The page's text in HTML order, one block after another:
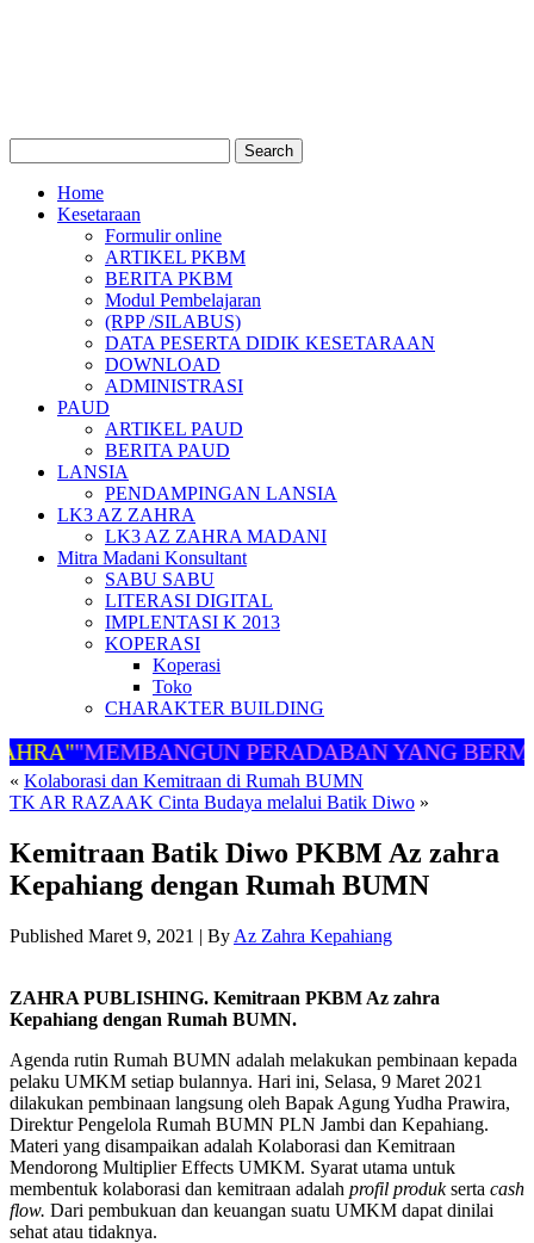
Home
Kesetaraan
Formulir online
ARTIKEL PKBM
BERITA PKBM
Modul Pembelajaran
(RPP /SILABUS)
DATA PESERTA DIDIK KESETARAAN
DOWNLOAD
ADMINISTRASI
PAUD
ARTIKEL PAUD
BERITA PAUD
LANSIA
PENDAMPINGAN LANSIA
LK3 AZ ZAHRA
LK3 AZ ZAHRA MADANI
Mitra Madani Konsultant
SABU SABU
LITERASI DIGITAL
IMPLENTASI K 2013
KOPERASI
Koperasi
Toko
CHARAKTER BUILDING
"MEMBANGUN PERADABAN YANG
« Kolaborasi dan Kemitraan di Rumah BUMN
TK AR RAZAAK Cinta Budaya melalui Batik Diwo »
Kemitraan Batik Diwo PKBM Az zahra
Kepahiang dengan Rumah BUMN
Published Maret 9, 2021 | By Az Zahra Kepahiang
ZAHRA PUBLISHING. Kemitraan PKBM Az zahra
Kepahiang dengan Rumah BUMN.
Agenda rutin Rumah BUMN adalah melakukan pembinaan kepada
pelaku UMKM setiap bulannya. Hari ini, Selasa, 9 Maret 2021
dilakukan pembinaan langsung oleh Bapak Agung Yudha Prawira,
Direktur Pengelola Rumah BUMN PLN Jambi dan Kepahiang.
Materi yang disampaikan adalah Kolaborasi dan Kemitraan
Mendorong Multiplier Effects UMKM. Syarat utama untuk
membentuk kolaborasi dan kemitraan adalah profil produkserta cash
flow. Dari pembukuan dan keuangan suatu UMKM dapat dinilai
sehat atau tidaknya.